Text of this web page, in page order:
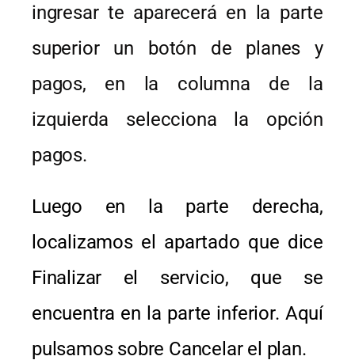
ingresar te aparecerá en la parte
superior un botón de planes y
pagos, en la columna de la
izquierda selecciona la opción
pagos.
Luego en la parte derecha,
localizamos el apartado que dice
Finalizar el servicio, que se
encuentra en la parte inferior. Aquí
pulsamos sobre Cancelar el plan.